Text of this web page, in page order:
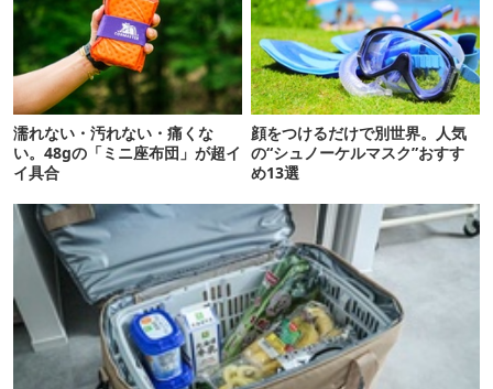
濡れない・汚れない・痛くな
い。48gの「ミニ座布団」が超イ
イ具合
顔をつけるだけで別世界。人気
の“シュノーケルマスク”おすす
め13選